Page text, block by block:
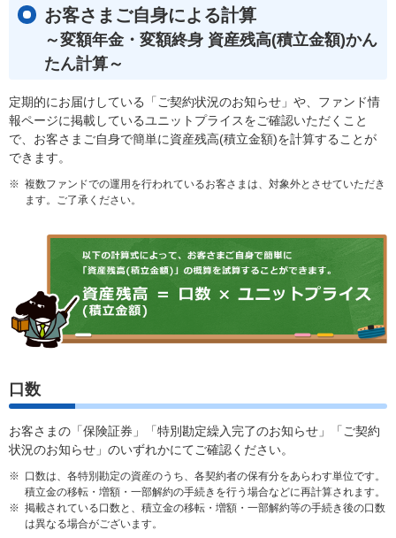
お客さまご自身による計算
～変額年金・変額終身 資産残高(積立金額)かん
たん計算～
定期的にお届けしている「ご契約状況のお知らせ」や、ファンド情
報ページに掲載しているユニットプライスをご確認いただくこと
で、お客さまご自身で簡単に資産残高(積立金額)を計算することが
できます。
※ 複数ファンドでの運用を行われているお客さまは、対象外とさせていただき
ます。ご了承ください。
口数
お客さまの「保険証券」「特別勘定繰入完了のお知らせ」「ご契約
状況のお知らせ」のいずれかにてご確認ください。
※ 口数は、各特別勘定の資産のうち、各契約者の保有分をあらわす単位です。
積立金の移転・増額・一部解約の手続きを行う場合などに再計算されます。
※ 掲載されている口数と、積立金の移転・増額・一部解約等の手続き後の口数
は異なる場合がございます。